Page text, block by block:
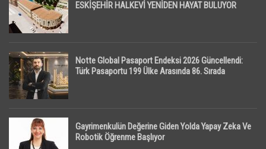
ESKİŞEHİR HALKEVİ YENİDEN HAYAT BULUYOR
Notte Global Pasaport Endeksi 2026 Güncellendi:
Türk Pasaportu 199 Ülke Arasında 86. Sırada
Gayrimenkulün Değerine Giden Yolda Yapay Zeka Ve
Robotik Öğrenme Başlıyor